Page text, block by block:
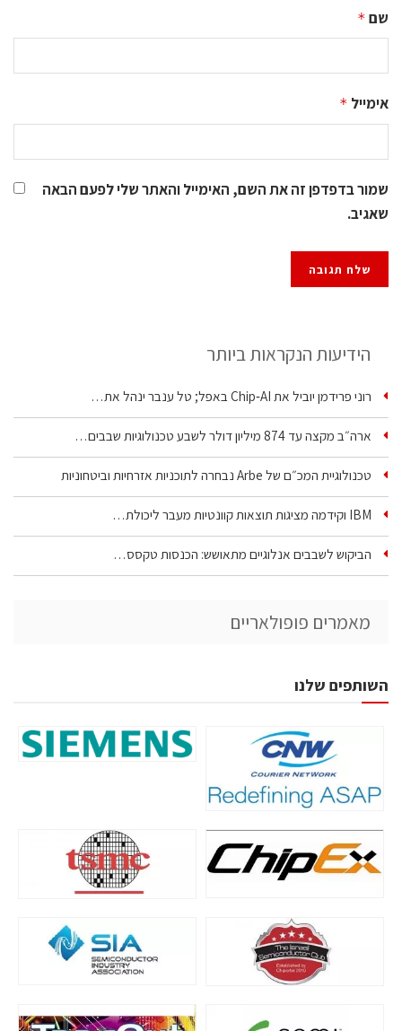
שם *
אימייל *
שמור בדפדפן זה את השם, האימייל והאתר שלי לפעם הבאה
שאגיב.
הידיעות הנקראות ביותר
רוני פרידמן יוביל את Chip‑AI באפל; טל ענבר ינהל את…
ארה״ב מקצה עד 874 מיליון דולר לשבע טכנולוגיות שבבים…
טכנולוגיית המכ״ם של Arbe נבחרה לתוכניות אזרחיות וביטחוניות
IBM וקידמה מציגות תוצאות קוונטיות מעבר ליכולת…
הביקוש לשבבים אנלוגיים מתאושש: הכנסות טקסס…
מאמרים פופולאריים
השותפים שלנו